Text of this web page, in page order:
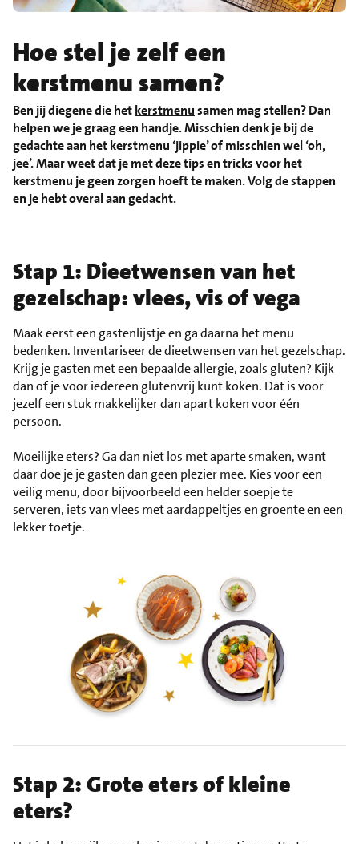
Hoe stel je zelf een
kerstmenu samen?
Ben jij diegene die hetkerstmenusamen mag stellen? Dan
helpen we je graag een handje. Misschien denk je bij de
gedachte aan het kerstmenu ‘jippie’ of misschien wel ‘oh,
jee’. Maar weet dat je met deze tips en tricks voor het
kerstmenu je geen zorgen hoeft te maken. Volg de stappen
en je hebt overal aan gedacht.
Stap 1: Dieetwensen van het
gezelschap: vlees, vis of vega
Maak eerst een gastenlijstje en ga daarna het menu
bedenken. Inventariseer de dieetwensen van het gezelschap.
Krijg je gasten met een bepaalde allergie, zoals gluten? Kijk
dan of je voor iedereen glutenvrij kunt koken. Dat is voor
jezelf een stuk makkelijker dan apart koken voor één
persoon.
Moeilijke eters? Ga dan niet los met aparte smaken, want
daar doe je je gasten dan geen plezier mee. Kies voor een
veilig menu, door bijvoorbeeld een helder soepje te
serveren, iets van vlees met aardappeltjes en groente en een
lekker toetje.
Stap 2: Grote eters of kleine
eters?